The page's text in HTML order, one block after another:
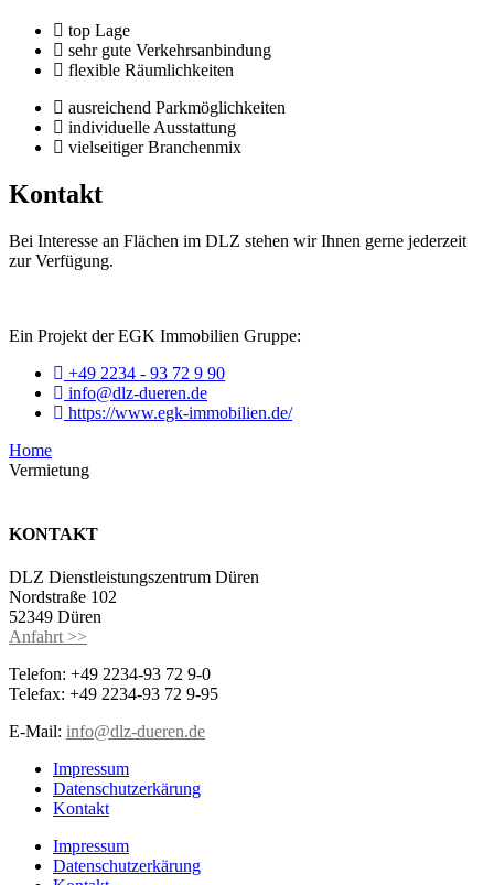
top Lage
sehr gute Verkehrsanbindung
flexible Räumlichkeiten
ausreichend Parkmöglichkeiten
individuelle Ausstattung
vielseitiger Branchenmix
Kontakt
Bei Interesse an Flächen im DLZ stehen wir Ihnen gerne jederzeit
zur Verfügung.
Ein Projekt der EGK Immobilien Gruppe:
+49 2234 - 93 72 9 90
info@dlz-dueren.de
https://www.egk-immobilien.de/
Home
Vermietung
KONTAKT
DLZ Dienstleistungszentrum Düren
Nordstraße 102
52349 Düren
Anfahrt >>
Telefon: +49 2234-93 72 9-0
Telefax: +49 2234-93 72 9-95
E-Mail: info@dlz-dueren.de
Impressum
Datenschutzerkärung
Kontakt
Impressum
Datenschutzerkärung